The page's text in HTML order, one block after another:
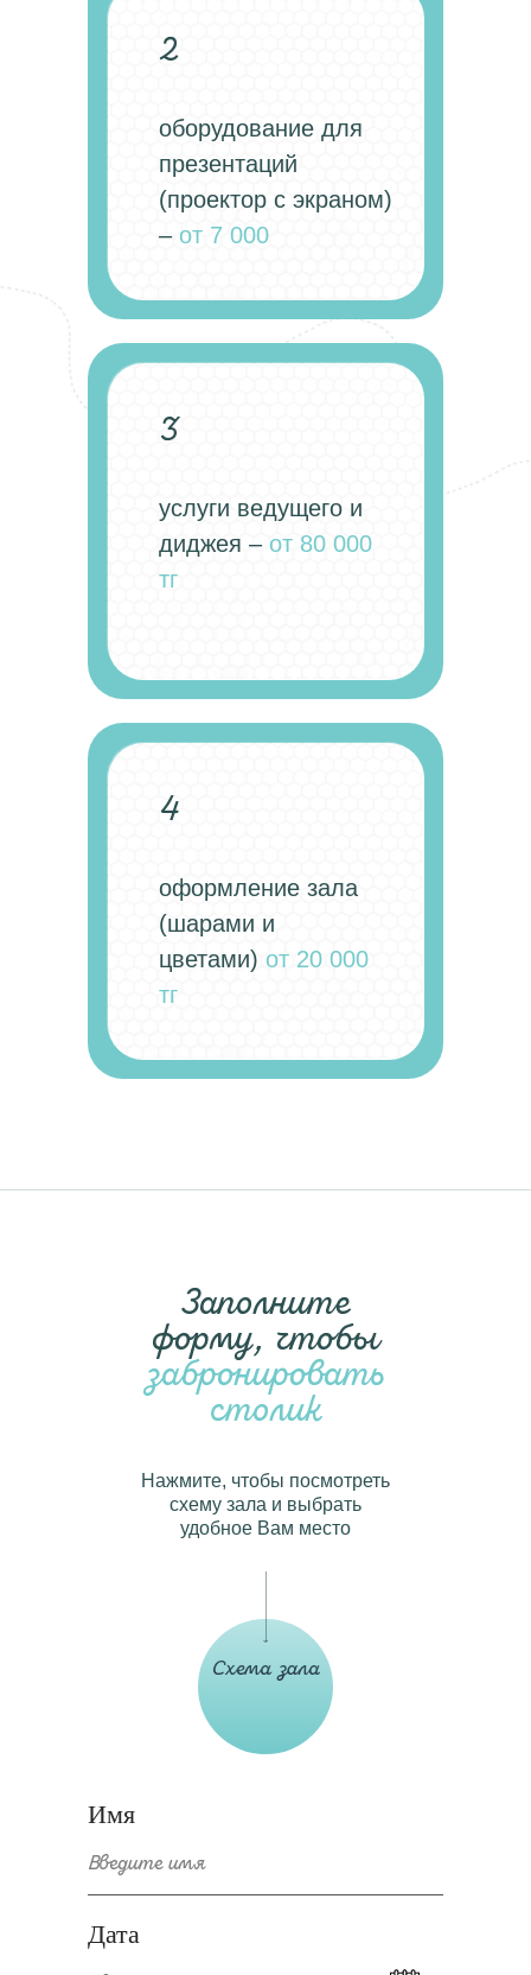
2
оборудование для
презентаций
(проектор с экраном)
– от 7 000
услуги ведущего и
диджея – от 80 000
тг
3
оформление зала
(шарами и
цветами) от 20 000
тг
4
Заполните
форму, чтобы
забронировать
столик
Схема зала
Нажмите, чтобы посмотреть
схему зала и выбрать
удобное Вам место
Имя
Дата
Главная
Бизнес ивенты
Быстрая связь WhatsApp